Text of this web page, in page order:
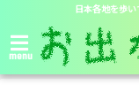
日本各地を歩
menu